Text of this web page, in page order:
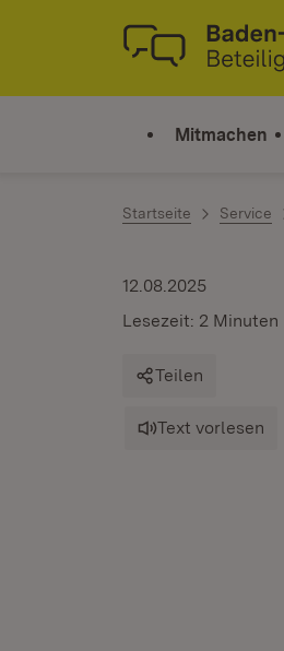
Zum Inhalt springen
Link zur Startseite
Mitmachen
Startseite Service
12.08.2025
Lesezeit: 2 Minuten
Teilen
Text vorlesen